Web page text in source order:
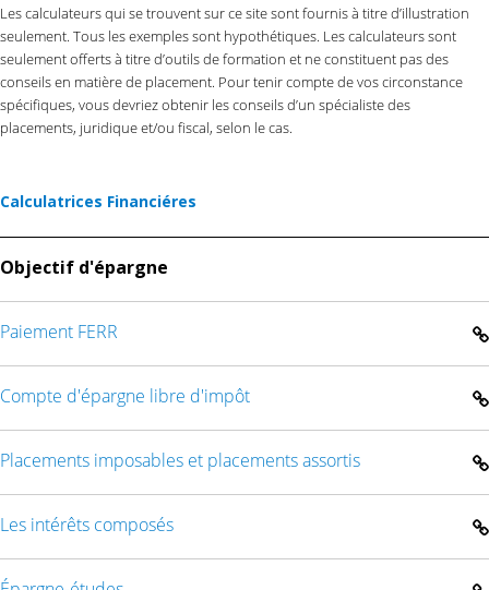
Les calculateurs qui se trouvent sur ce site sont fournis à titre d’illustration
seulement. Tous les exemples sont hypothétiques. Les calculateurs sont
seulement offerts à titre d’outils de formation et ne constituent pas des
conseils en matière de placement. Pour tenir compte de vos circonstance
spécifiques, vous devriez obtenir les conseils d’un spécialiste des
placements, juridique et/ou fiscal, selon le cas.
Calculatrices Financiéres
Objectif d'épargne
Paiement FERR
Compte d'épargne libre d'impôt
Placements imposables et placements assortis
Les intérêts composés